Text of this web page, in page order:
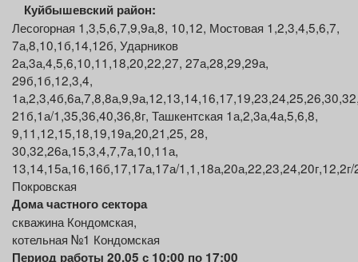
Куйбышевский район:
Лесогорная 1,3,5,6,7,9,9а,8, 10,12, Мостовая 1,2,3,4,5,6,7,
7а,8,10,1б,14,12б, Ударников
2а,3а,4,5,6,10,11,18,20,22,27, 27а,28,29,29а,
29б,1б,12,3,4,
21б,1а/1,35,36,40,36,8г, Ташкентская 1а,2,3а,4а,5,6,8,
9,11,12,15,18,19,19а,20,21,25, 28,
30,32,26а,15,3,4,7,7а,10,11а,
13,14,15а,16,16б,17,17а,17а/
Покровская
Дома частного сектора
скважина Кондомская,
котельная №1 Кондомская
Период работы 20.05 с 10:00 по 17:00